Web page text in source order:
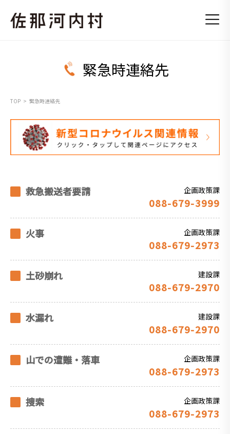
緊急時連絡先
TOP 緊急時連絡先
救急搬送者要請 企画政策課
088-679-3999
火事 企画政策課
088-679-2973
土砂崩れ 建設課
088-679-2970
水漏れ 建設課
088-679-2970
山での遭難・落車 企画政策課
088-679-2973
捜索 企画政策課
088-679-2973